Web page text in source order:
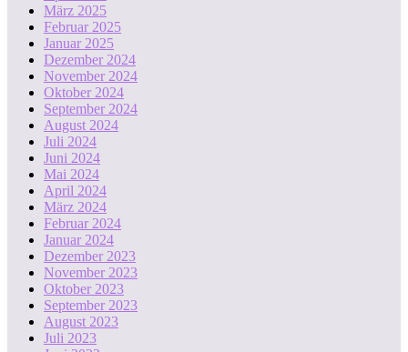
März 2025
Februar 2025
Januar 2025
Dezember 2024
November 2024
Oktober 2024
September 2024
August 2024
Juli 2024
Juni 2024
Mai 2024
April 2024
März 2024
Februar 2024
Januar 2024
Dezember 2023
November 2023
Oktober 2023
September 2023
August 2023
Juli 2023